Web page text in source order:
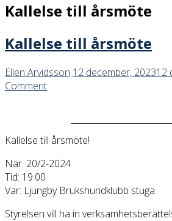
Kallelse till årsmöte
Kallelse till årsmöte
Ellen Arvidsson 12 december, 202312
Comment
Kallelse till årsmöte!
När: 20/2-2024
Tid: 19.00
Var: Ljungby Brukshundklubb stuga
Styrelsen vill ha in